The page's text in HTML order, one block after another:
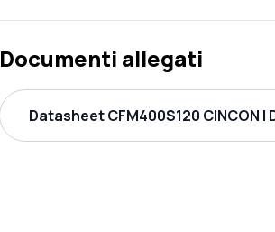
Documenti allegati
Datasheet CFM400S120 CINCON |